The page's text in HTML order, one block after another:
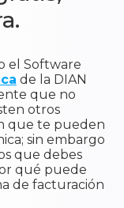
el Software
de la DIAN
que no
otros
que te pueden
sin embargo
que debes
qué puede
de facturación